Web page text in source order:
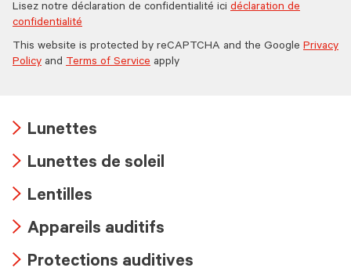
Lisez notre déclaration de confidentialité ici déclaration de
confidentialité
This website is protected by reCAPTCHA and the Google Privacy
Policy and Terms of Service apply
icon
Lunettes
icon
Lunettes de soleil
icon
Lentilles
icon
Appareils auditifs
Protections auditives